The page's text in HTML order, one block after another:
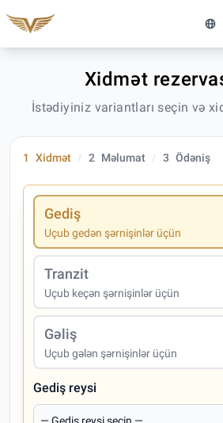
Xidmət
İstədiyiniz variantları seçin və
1 Xidmət 2 Məlumat 3 Ödəniş
Gediş
Uçub gedən şərnişinlər üçün
Tranzit
Uçub keçən şərnişinlər üçün
Gəliş
Uçub gələn şərnişinlər üçün
Gediş reysi